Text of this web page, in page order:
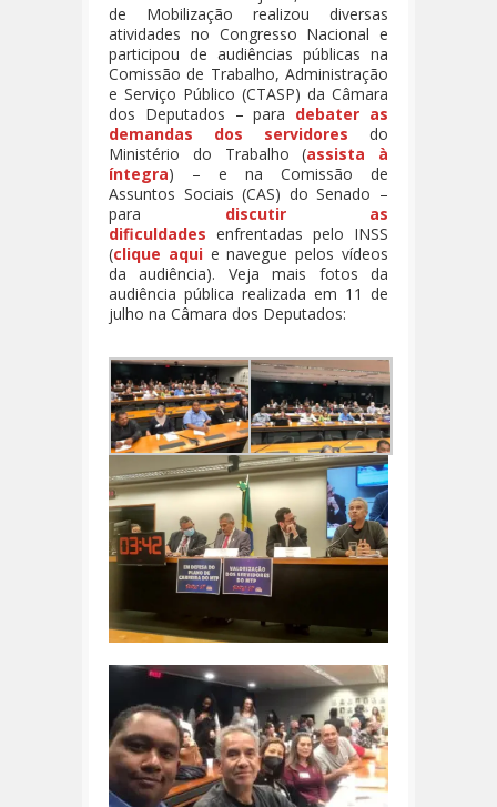
de Mobilização realizou diversas
atividades no Congresso Nacional e
participou de audiências públicas na
Comissão de Trabalho, Administração
e Serviço Público (CTASP) da Câmara
dos Deputados – para debater as
demandas dos servidores do
Ministério do Trabalho (assista à
íntegra) – e na Comissão de
Assuntos Sociais (CAS) do Senado –
para discutir as
dificuldades enfrentadas pelo INSS
(clique aquie navegue pelos vídeos
da audiência). Veja mais fotos da
audiência pública realizada em 11 de
julho na Câmara dos Deputados: